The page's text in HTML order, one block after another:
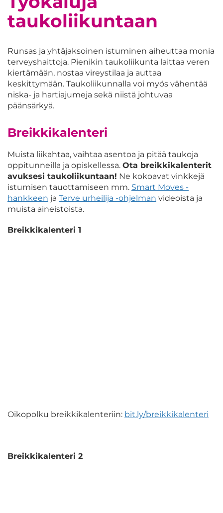
taukoliikuntaan
Runsas ja yhtäjaksoinen istuminen aiheuttaa monia
terveyshaittoja. Pienikin taukoliikunta laittaa veren
kiertämään, nostaa vireystilaa ja auttaa
keskittymään. Taukoliikunnalla voi myös vähentää
niska- ja hartiajumeja sekä niistä johtuvaa
päänsärkyä.
Breikkikalenteri
Muista liikahtaa, vaihtaa asentoa ja pitää taukoja
oppitunneilla ja opiskellessa. Ota breikkikalenterit
avuksesi taukoliikuntaan! Ne kokoavat vinkkejä
istumisen tauottamiseen mm. Smart Moves -
hankkeen ja Terve urheilija -ohjelman videoista ja
muista aineistoista.
Breikkikalenteri 1
Oikopolku breikkikalenteriin: bit.ly/breikkikalenteri
Breikkikalenteri 2